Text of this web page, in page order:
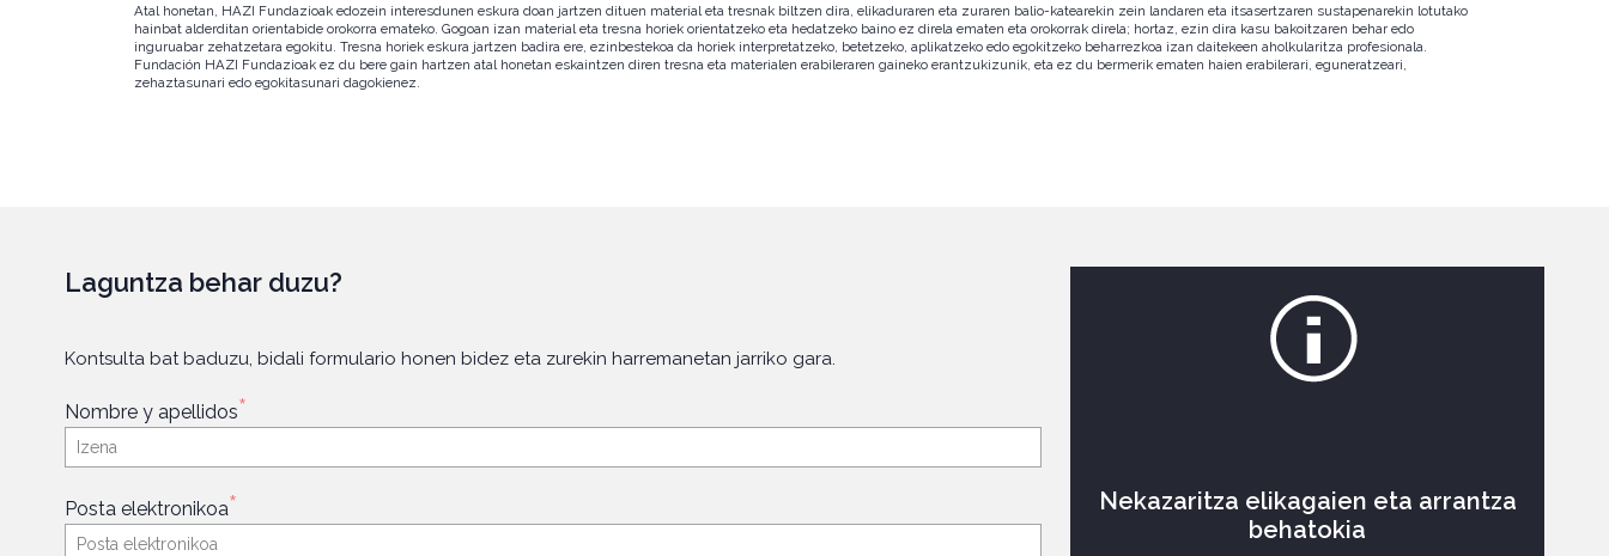
Atal honetan, HAZI Fundazioak edozein interesdunen eskura doan jartzen dituen material eta tresnak biltzen dira, elikaduraren eta zuraren balio-katearekin zein landaren eta itsasertzaren sustapenarekin lotutako
hainbat alderditan orientabide orokorra emateko. Gogoan izan material eta tresna horiek orientatzeko eta hedatzeko baino ez direla ematen eta orokorrak direla; hortaz, ezin dira kasu bakoitzaren behar edo
inguruabar zehatzetara egokitu. Tresna horiek eskura jartzen badira ere, ezinbestekoa da horiek interpretatzeko, betetzeko, aplikatzeko edo egokitzeko beharrezkoa izan daitekeen aholkularitza profesionala.
Fundación HAZI Fundazioak ez du bere gain hartzen atal honetan eskaintzen diren tresna eta materialen erabileraren gaineko erantzukizunik, eta ez du bermerik ematen haien erabilerari, eguneratzeari,
zehaztasunari edo egokitasunari dagokienez.
Laguntza behar duzu?
Kontsulta bat baduzu, bidali formulario honen bidez eta zurekin harremanetan jarriko gara.
Nombre y apellidos*
Posta elektronikoa*
Nekazaritza elikagaien eta arrantza
behatokia